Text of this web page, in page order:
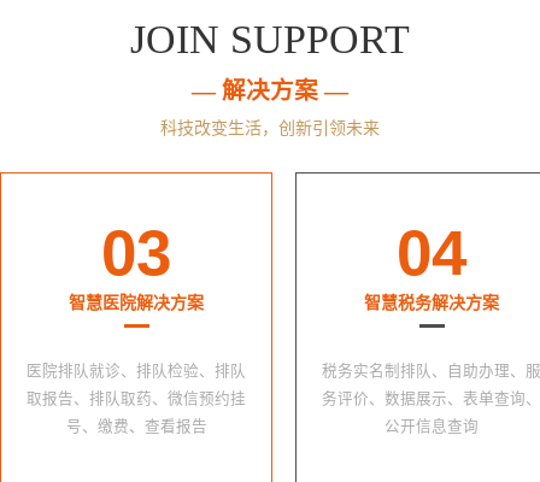
JOIN SUPPORT
— 解决方案 —
科技改变生活，创新引领未来
03
智慧医院解决方案
医院排队就诊、排队检验、排队
取报告、排队取药、微信预约挂
号、缴费、查看报告
04
智慧税务解决方案
税务实名制排队、自助办理、服
务评价、数据展示、表单查询、
公开信息查询